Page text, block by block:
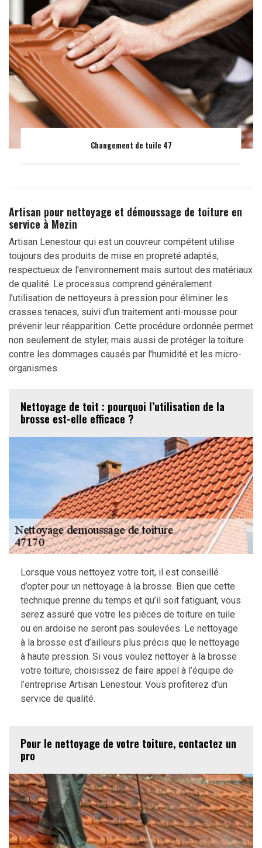
Changement de tuile 47
Artisan pour nettoyage et démoussage de toiture en
service à Mezin
Artisan Lenestour qui est un couvreur compétent utilise
toujours des produits de mise en propreté adaptés,
respectueux de l'environnement mais surtout des matériaux
de qualité. Le processus comprend généralement
l'utilisation de nettoyeurs à pression pour éliminer les
crasses tenaces, suivi d'un traitement anti-mousse pour
prévenir leur réapparition. Cette procédure ordonnée permet
non seulement de styler, mais aussi de protéger la toiture
contre les dommages causés par l'humidité et les micro-
organismes.
Nettoyage de toit : pourquoi l’utilisation de la
brosse est-elle efficace ?
Lorsque vous nettoyez votre toit, il est conseillé
d’opter pour un nettoyage à la brosse. Bien que cette
technique prenne du temps et qu’il soit fatiguant, vous
serez assuré que votre les pièces de toiture en tuile
ou en ardoise ne seront pas soulevées. Le nettoyage
à la brosse est d’ailleurs plus précis que le nettoyage
à haute pression. Si vous voulez nettoyer à la brosse
votre toiture, choisissez de faire appel à l’équipe de
l’entreprise Artisan Lenestour. Vous profiterez d’un
service de qualité.
Pour le nettoyage de votre toiture, contactez un
pro